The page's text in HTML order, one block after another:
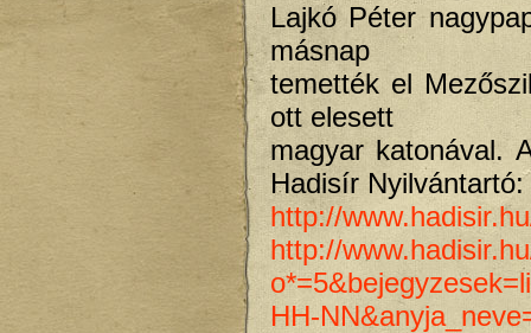
Lajkó Péter
másnap
temették el
ott elesett
magyar katonával.
Hadisír Nyilvántartó:
http://
http://
HH-